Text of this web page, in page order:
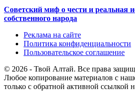
Советский миф о чести и реальная
собственного народа
Реклама на сайте
Политика конфиденциальности
Пользовательское соглашение
© 2026 - Твой Алтай. Все права
Любое копирование материалов с
только с обратной активной ссылкой